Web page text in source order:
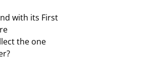
with its First
the one